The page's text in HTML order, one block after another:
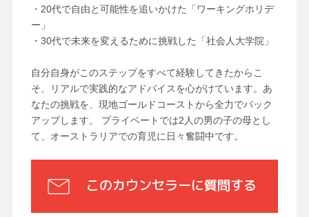
・20代で自由と可能性を追いかけた「ワーキングホリデ
ー」
・30代で未来を変えるために挑戦した「社会人大学院」
自分自身がこのステップをすべて経験してきたからこ
そ、リアルで実践的なアドバイスを心がけています。あ
なたの挑戦を、現地ゴールドコーストから全力でバック
アップします。 プライベートでは2人の男の子の母とし
て、オーストラリアでの育児に日々奮闘中です。
このカウンセラーに質問する